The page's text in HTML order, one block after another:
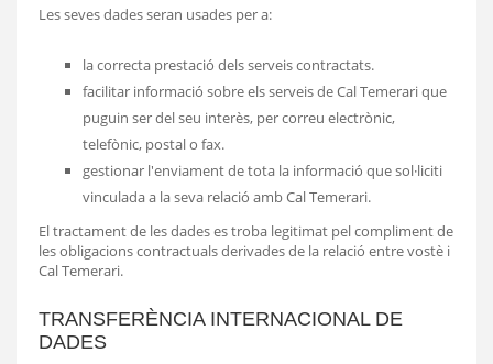
Les seves dades seran usades per a:
la correcta prestació dels serveis contractats.
facilitar informació sobre els serveis de Cal Temerari que
puguin ser del seu interès, per correu electrònic,
telefònic, postal o fax.
gestionar l'enviament de tota la informació que sol·liciti
vinculada a la seva relació amb Cal Temerari.
El tractament de les dades es troba legitimat pel compliment de
les obligacions contractuals derivades de la relació entre vostè i
Cal Temerari.
TRANSFERÈNCIA INTERNACIONAL DE
DADES